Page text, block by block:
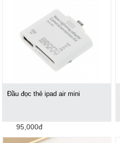
Đầu đọc thẻ ipad air mini
95,000đ